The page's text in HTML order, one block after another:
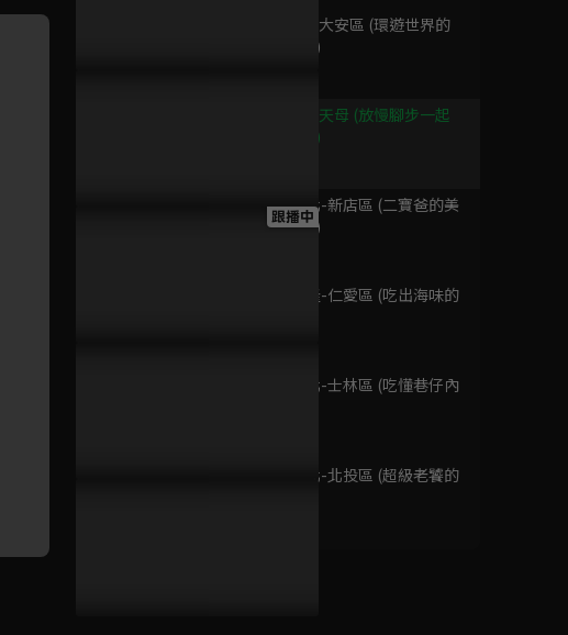
第8集 台北-大安區 (環遊世界的
美食學分課)
第9集 台北-天母 (放慢腳步一起
共享好食光)
第10集 新北-新店區 (二寶爸的美
食放風基地)
第11集 基隆-仁愛區 (吃出海味的
第12集 台北-士林區 (吃懂巷仔內
第13集 台北-北投區 (超級老饕的
已完結 / 共 52 集
跟播中 北海道深度之旅
跟播至第 32 集
已完結 / 共 22 集
神龍少女